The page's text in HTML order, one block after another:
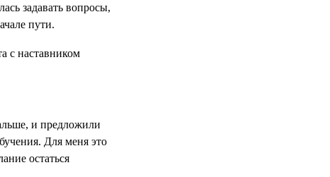
задавать вопросы,
пути.
и предложили
Для меня это
остаться